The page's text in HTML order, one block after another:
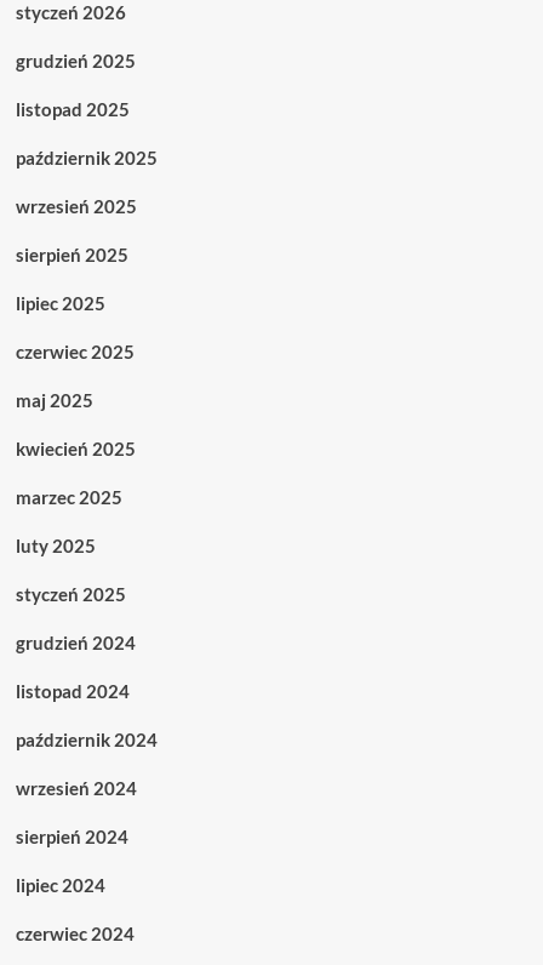
styczeń 2026
grudzień 2025
listopad 2025
październik 2025
wrzesień 2025
sierpień 2025
lipiec 2025
czerwiec 2025
maj 2025
kwiecień 2025
marzec 2025
luty 2025
styczeń 2025
grudzień 2024
listopad 2024
październik 2024
wrzesień 2024
sierpień 2024
lipiec 2024
czerwiec 2024